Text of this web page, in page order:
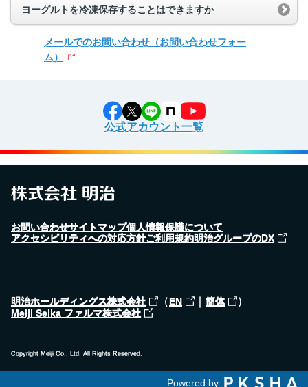
ヨーグルトを冷凍保存することはできますか
メールでのお問い合わせ （お問い合わせフォー
ム）
公式アカウント一覧
お問い合わせサイトマップ個人情報保護について
アクセシビリティへの対応方針ご利用規約明治グループのDX
明治ホールディングス株式会社 （EN ｜ 簡体 ）
Meiji Seika ファルマ株式会社
Copyright Meiji Co., Ltd. All Rights Reserved.
Powered by